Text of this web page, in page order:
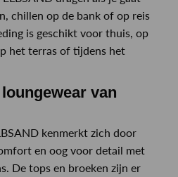
chillen op de bank of op reis
is geschikt voor thuis, op
het terras of tijdens het
van
kenmerkt zich door
en oog voor detail met
De tops en broeken zijn er